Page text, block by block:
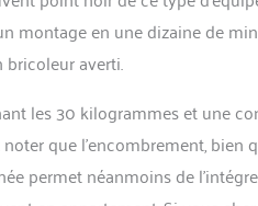
en une dizaine de
bricoleur averti.
les 30 kilogrammes et une
que l’encombrement,
permet néanmoins de